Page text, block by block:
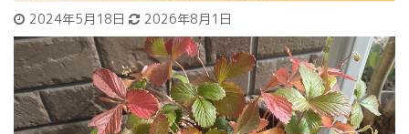
2024年5月18日 2026年8月1日